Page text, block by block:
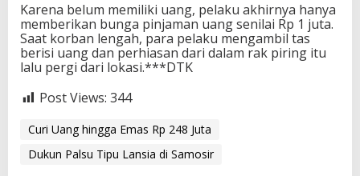
Karena belum memiliki uang, pelaku akhirnya hanya
memberikan bunga pinjaman uang senilai Rp 1 juta.
Saat korban lengah, para pelaku mengambil tas
berisi uang dan perhiasan dari dalam rak piring itu
lalu pergi dari lokasi.***DTK
Post Views: 344
Curi Uang hingga Emas Rp 248 Juta
Dukun Palsu Tipu Lansia di Samosir